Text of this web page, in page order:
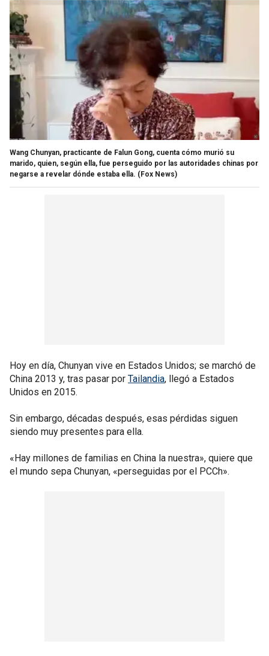
Wang Chunyan, practicante de Falun Gong, cuenta cómo murió su
marido, quien, según ella, fue perseguido por las autoridades chinas por
negarse a revelar dónde estaba ella. (Fox News)
Hoy en día, Chunyan vive en Estados Unidos; se marchó de
China 2013 y, tras pasar por Tailandia, llegó a Estados
Unidos en 2015.
Sin embargo, décadas después, esas pérdidas siguen
siendo muy presentes para ella.
«Hay millones de familias en China la nuestra», quiere que
el mundo sepa Chunyan, «perseguidas por el PCCh».